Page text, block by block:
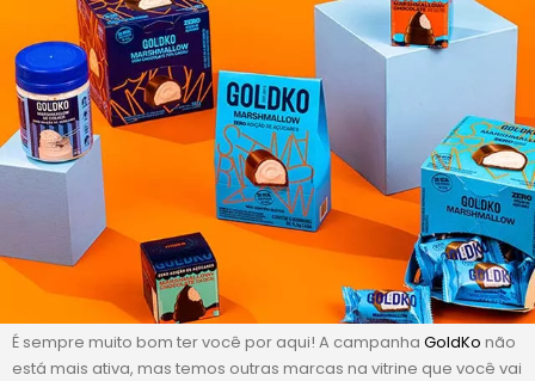
É sempre muito bom ter você por aqui! A campanha GoldKo não
está mais ativa, mas temos outras marcas na vitrine que você vai